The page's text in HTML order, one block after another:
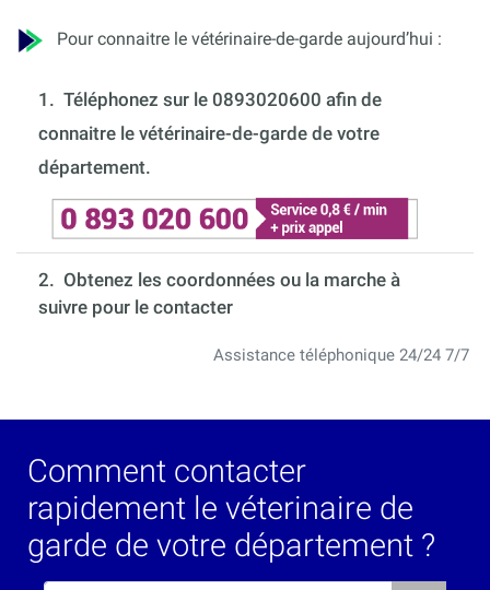
Pour connaitre le vétérinaire-de-garde aujourd’hui :
1. Téléphonez sur le 0893020600 afin de
connaitre le vétérinaire-de-garde de votre
département.
2. Obtenez les coordonnées ou la marche à
suivre pour le contacter
Assistance téléphonique 24/24 7/7
Comment contacter
rapidement le véterinaire de
garde de votre département ?